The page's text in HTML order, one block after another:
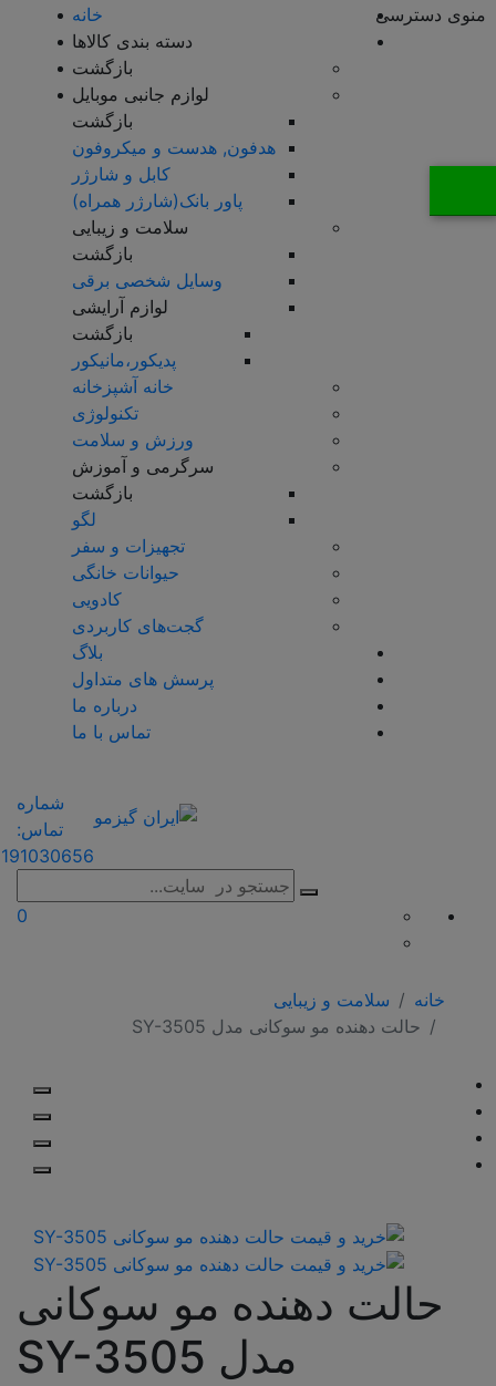
منوی دسترسی
خانه
دسته بندی کالاها
بازگشت
لوازم جانبی موبایل
بازگشت
هدفون, هدست و میکروفون
کابل و شارژر
پاور بانک(شارژر همراه)
سلامت و زیبایی
بازگشت
وسایل شخصی برقی
لوازم آرایشی
بازگشت
پدیکور،مانیکور
خانه آشپزخانه
تکنولوژی
ورزش و سلامت
سرگرمی و آموزش
بازگشت
لگو
تجهیزات و سفر
حیوانات خانگی
کادویی
گجت‌های کاربردی
بلاگ
پرسش های متداول
درباره ما
تماس با ما
شماره
تماس:
0
خانه
سلامت و زیبایی
حالت دهنده مو سوکانی مدل SY-3505
حالت دهنده مو سوکانی
مدل SY-3505